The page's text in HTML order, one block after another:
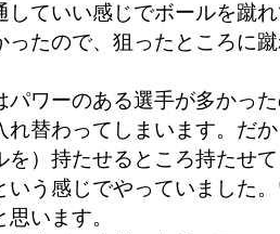
していい感じでボールを蹴
ったので、狙ったところに
ワーのある選手が多かっ
れ替わってしまいます。だ
を）持たせるところ持たせ
いう感じでやっていました
います。